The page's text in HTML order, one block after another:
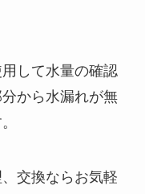
して水量の確認
から水漏れが無
交換ならお気軽